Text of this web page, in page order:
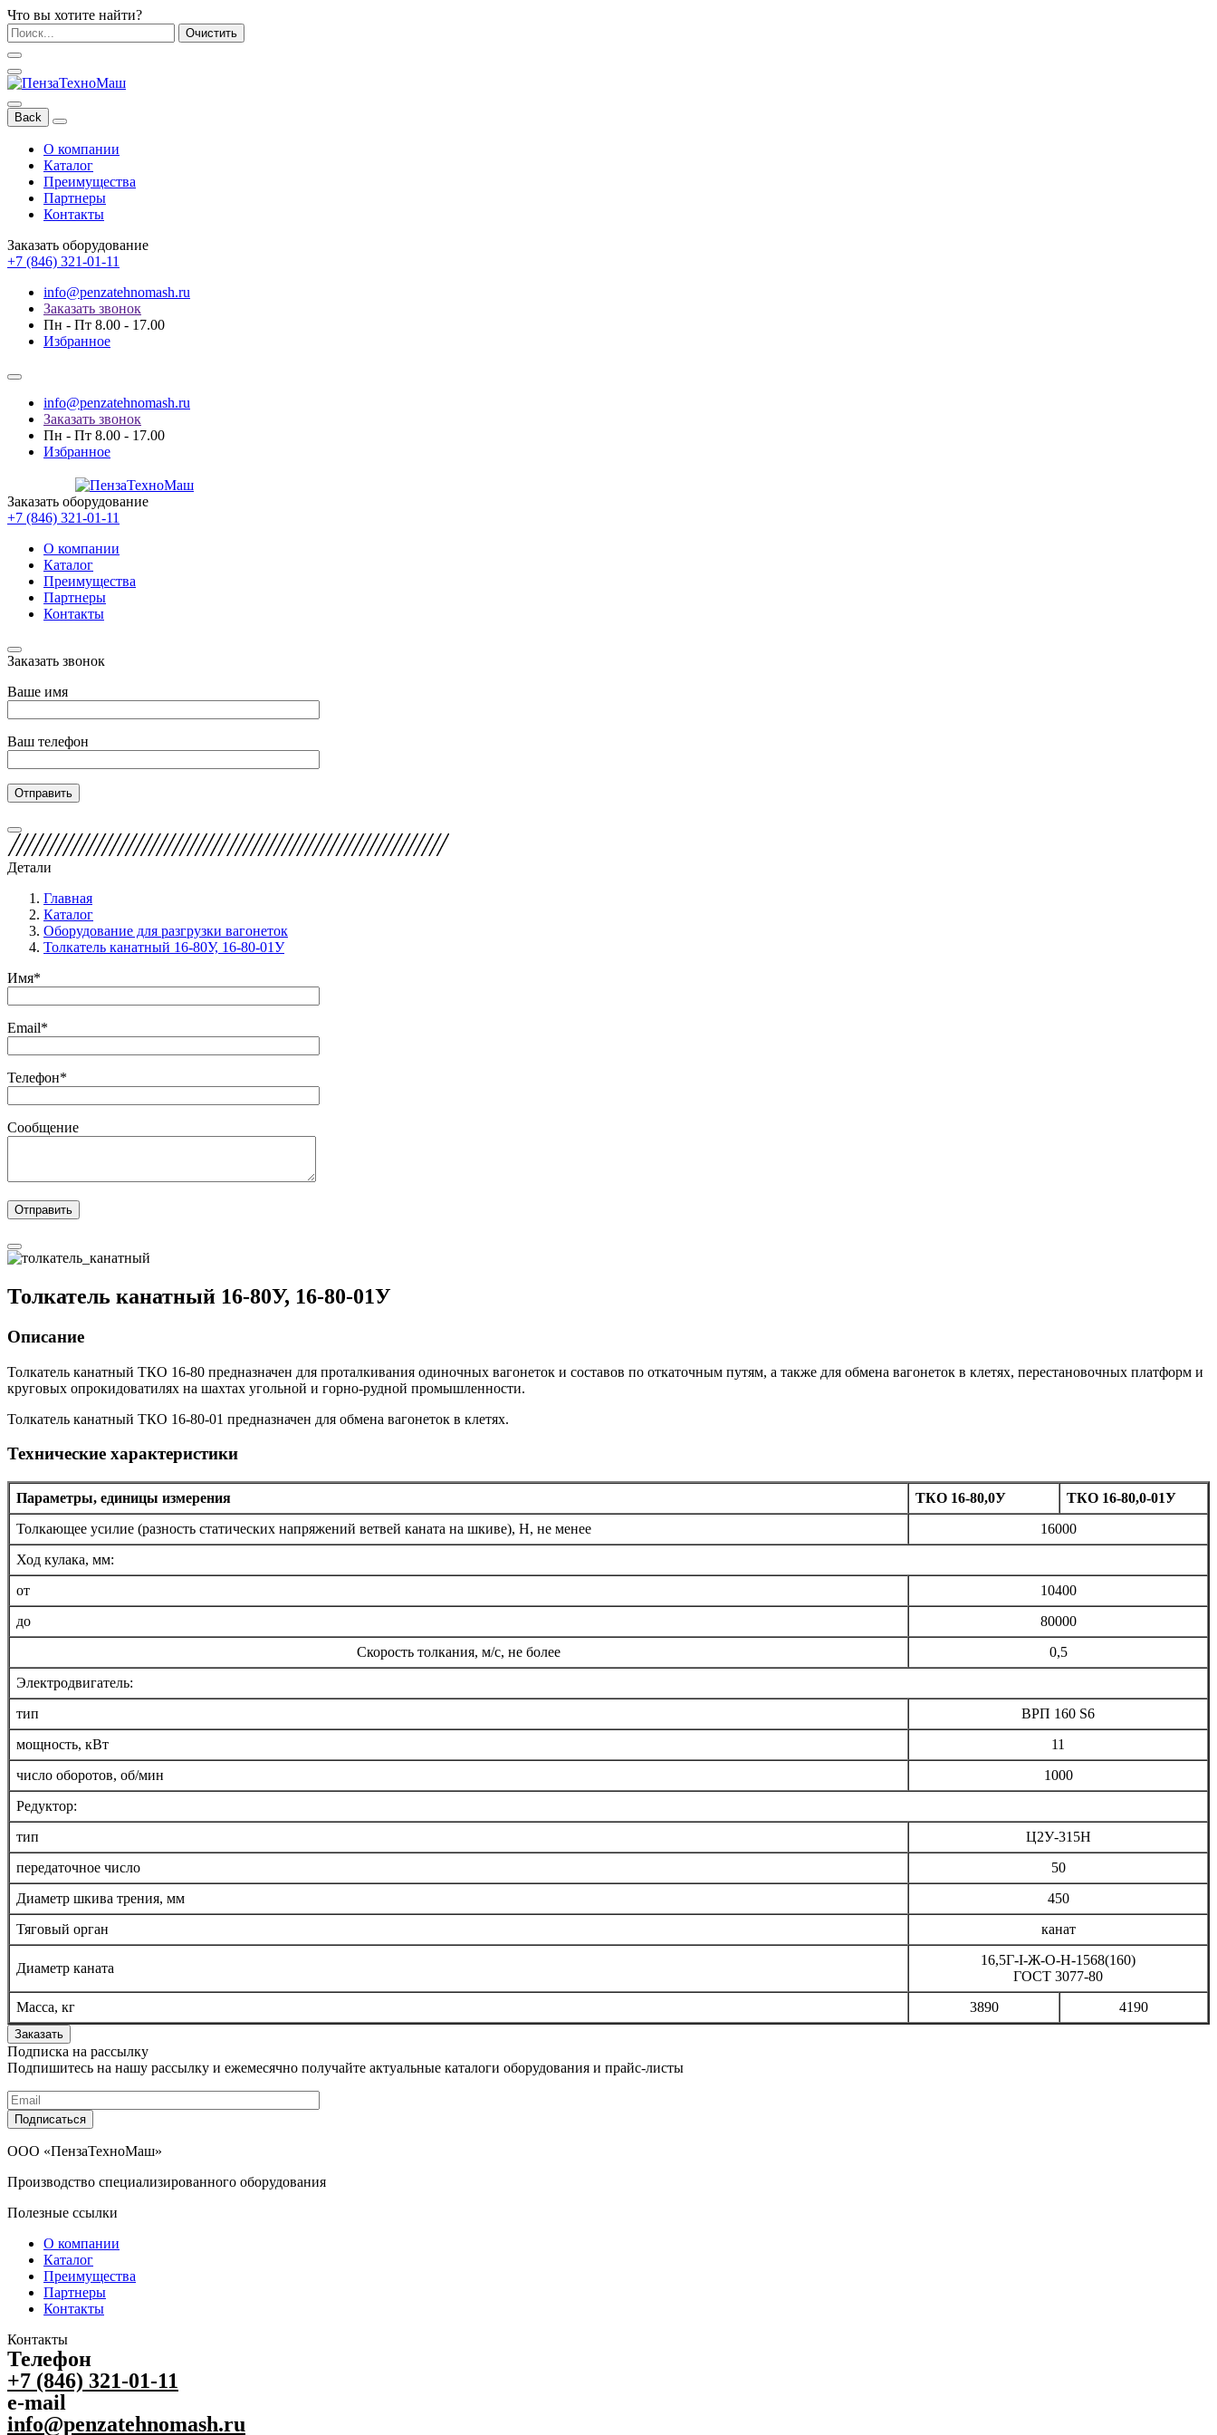
Что вы хотите найти?
Очистить
Back
О компании
Каталог
Преимущества
Партнеры
Контакты
Заказать оборудование
+7 (846) 321-01-11
info@penzatehnomash.ru
Заказать звонок
Пн - Пт 8.00 - 17.00
Избранное
info@penzatehnomash.ru
Заказать звонок
Пн - Пт 8.00 - 17.00
Избранное
Заказать оборудование
+7 (846) 321-01-11
О компании
Каталог
Преимущества
Партнеры
Контакты
Заказать звонок
Ваше имя
Ваш телефон
Детали
Главная
Каталог
Оборудование для разгрузки вагонеток
Толкатель канатный 16-80У, 16-80-01У
Имя*
Email*
Телефон*
Сообщение
Толкатель канатный 16-80У, 16-80-01У
Описание
Толкатель канатный ТКО 16-80 предназначен для проталкивания одиночных вагонеток и составов по откаточным путям, а также для обмена вагонеток в клетях, перестановочных платформ и
круговых опрокидоватилях на шахтах угольной и горно-рудной промышленности.
Толкатель канатный ТКО 16-80-01 предназначен для обмена вагонеток в клетях.
Технические характеристики
Параметры, единицы измерения ТКО 16-80,0У
ТКО 16-80,0-01У
Толкающее усилие (разность статических напряжений ветвей каната на шкиве), Н, не менее
16000
Ход кулака, мм:
от
10400
до
80000
Скорость толкания, м/с, не более
0,5
Электродвигатель:
тип
ВРП 160 S6
мощность, кВт
11
число оборотов, об/мин
1000
Редуктор:
тип
Ц2У-315Н
передаточное число
50
Диаметр шкива трения, мм
450
Тяговый орган
канат
Диаметр каната
16,5Г-I-Ж-О-Н-1568(160)
ГОСТ 3077-80
Масса, кг
3890 4190
Заказать
Подписка на рассылку
Подпишитесь на нашу рассылку и ежемесячно получайте актуальные каталоги оборудования и прайс-листы
Подписаться
ООО «ПензаТехноМаш»
Производство специализированного оборудования
Полезные ссылки
О компании
Каталог
Преимущества
Партнеры
Контакты
Контакты
Телефон
+7 (846) 321-01-11
e-mail
info@penzatehnomash.ru